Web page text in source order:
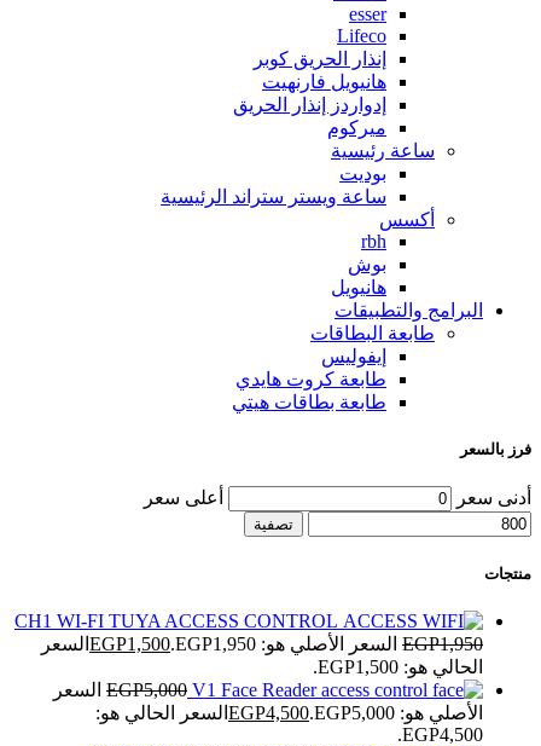
esser
Lifeco
إنذار الحريق كوبر
هانيويل فارنهيت
إدواردز إنذار الحريق
ميركوم
ساعة رئيسية
بوديت
ساعة ويستر ستراند الرئيسية
أكسس
rbh
بوش
هانيويل
البرامج والتطبيقات
طابعة البطاقات
إيفوليس
طابعة كروت هايدي
طابعة بطاقات هيتي
فرز بالسعر
أدنى سعر أعلى سعر
تصفية
منتجات
CH1 WI-FI TUYA ACCESS CONTROL
EGP1,950 السعر الأصلي هو: EGP1,950. EGP1,500
السعر
الحالي هو: EGP1,500.
V1 Face Reader
EGP5,000
السعر
الأصلي هو: EGP5,000.
EGP4,500
السعر الحالي هو:
EGP4,500.